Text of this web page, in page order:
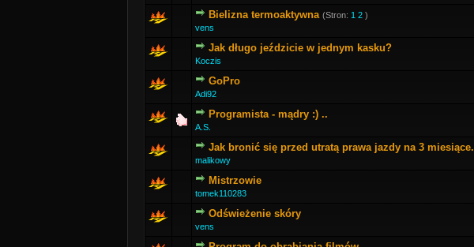
Bielizna termoaktywna (Stron: 1 2 )
vens
Jak długo jeździcie w jednym kasku?
Koczis
GoPro
Adi92
Programista - mądry :) ..
A.S.
Jak bronić się przed utratą prawa jazdy na 3 miesiące.
malikowy
Mistrzowie
tomek110283
Odświeżenie skóry
vens